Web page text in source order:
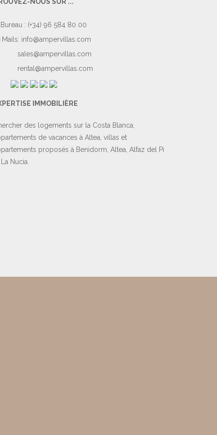
NOUS SUR ...
Bureau : (+34) 96 584 80 00
Mails: info@ampervillas.com
sales@ampervillas.com
rental@ampervillas.com
IMMOBILIÈRE
des logements sur la Costa Blanca,
de vacances à Altea, villas et
proposés à Benidorm, Altea, Alfaz del Pi
Nucia.